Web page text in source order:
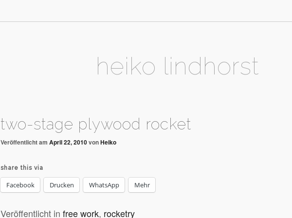
heiko lindhorst
two-stage plywood rocket
Veröffentlicht am April 22, 2010vonHeiko
share this via
Facebook Drucken WhatsApp Mehr
Veröffentlicht in free work, rocketry